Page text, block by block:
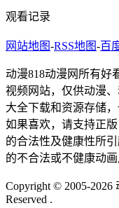
观看记录
网站地图-RSS地图-百
动漫818动漫网所有好
视频网站，仅供动漫
大全下载和资源存储
如果喜欢，请支持正
的合法性及健康性所
的不合法或不健康动画
Copyright © 2005-2026
Reserved .